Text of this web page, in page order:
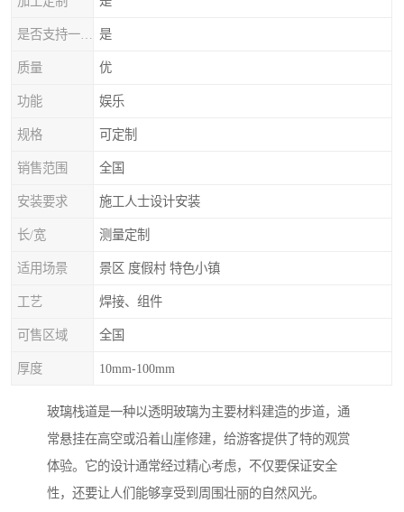
是
质量 优
功能 娱乐
规格 可定制
销售范围 全国
安装要求 施工人士设计安装
长/宽 测量定制
适用场景 景区 度假村 特色小镇
工艺 焊接、组件
可售区域 全国
厚度 10mm-100mm
玻璃栈道是一种以透明玻璃为主要材料建造的步道，通
常悬挂在高空或沿着山崖修建，给游客提供了特的观赏
体验。它的设计通常经过精心考虑，不仅要保证安全
性，还要让人们能够享受到周围壮丽的自然风光。